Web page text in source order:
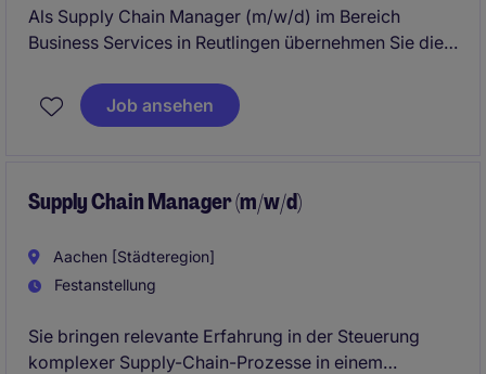
Als Supply Chain Manager (m/w/d) im Bereich
Business Services in Reutlingen übernehmen Sie die
Lieferkettenprozessen und die Sicherstellung eines
reibungslosen Warenflusses. Sie nutzen Ihre
Job ansehen
Supply Chain Manager (m/w/d)
Aachen [Städteregion]
Festanstellung
Sie bringen relevante Erfahrung in der Steuerung
komplexer Supply-Chain-Prozesse in einem